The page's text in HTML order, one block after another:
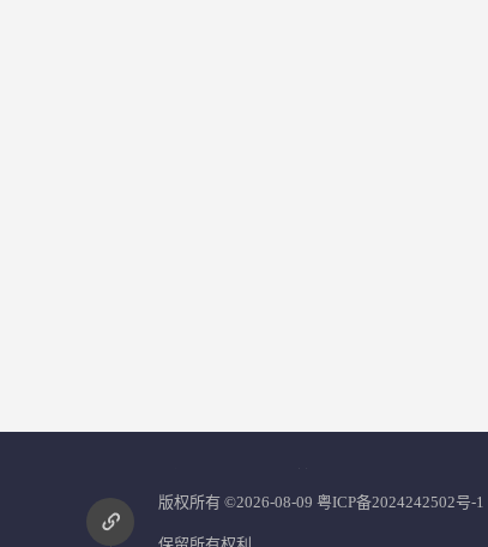
版权所有 ©2026-08-09 粤ICP备2024242502号-1